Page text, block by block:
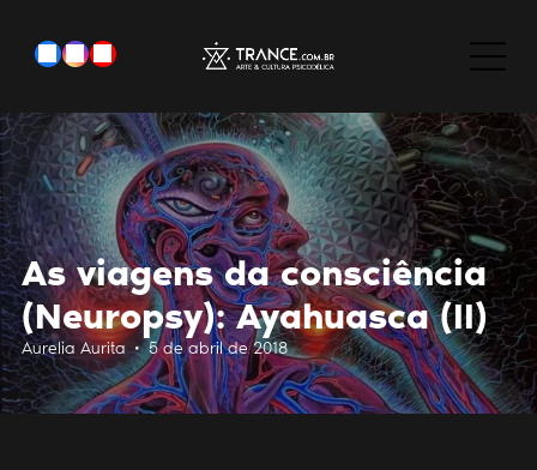
As viagens da consciência
(Neuropsy): Ayahuasca (II)
Aurelia Aurita • 5 de abril de 2018